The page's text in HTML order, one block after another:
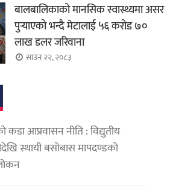
बालबालिकाको मानसिक स्वास्थ्यमा असर
पुर्‍याएको भन्दै मेटालाई ५६ करोड ७०
लाख डलर जरिवाना
साउन २२, २०८३
कडा आप्रवासन नीति : विद्युतीय
स्थायी बसोबास मापदण्डको